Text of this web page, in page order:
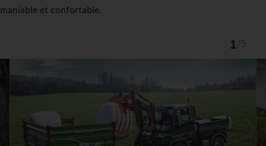
maniable et confortable.
1